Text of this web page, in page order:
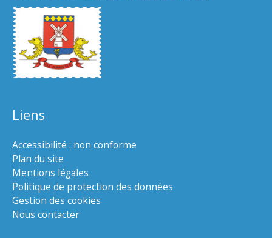
Liens
Accessibilité : non conforme
Plan du site
Mentions légales
Politique de protection des données
Gestion des cookies
Nous contacter